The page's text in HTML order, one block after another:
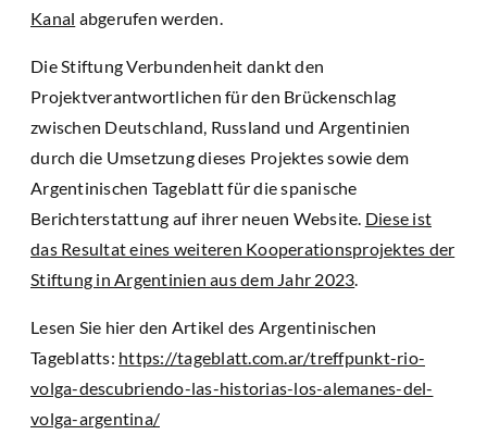
Kanal abgerufen werden.
Die Stiftung Verbundenheit dankt den
Projektverantwortlichen für den Brückenschlag
zwischen Deutschland, Russland und Argentinien
durch die Umsetzung dieses Projektes sowie dem
Argentinischen Tageblatt für die spanische
Berichterstattung auf ihrer neuen Website. Diese ist
das Resultat eines weiteren Kooperationsprojektes der
Stiftung in Argentinien aus dem Jahr 2023.
Lesen Sie hier den Artikel des Argentinischen
Tageblatts: https://tageblatt.com.ar/treffpunkt-rio-
volga-descubriendo-las-historias-los-alemanes-del-
volga-argentina/